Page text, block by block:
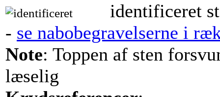
identificeret
- se nabobegravelserne i
Note: Toppen af sten
læselig